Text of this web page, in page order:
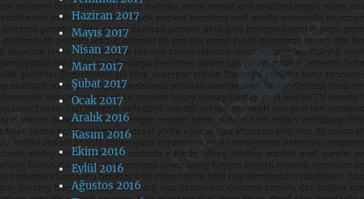
Haziran 2017
Mayıs 2017
Nisan 2017
Mart 2017
Şubat 2017
Ocak 2017
Aralık 2016
Kasım 2016
Ekim 2016
Eylül 2016
Ağustos 2016